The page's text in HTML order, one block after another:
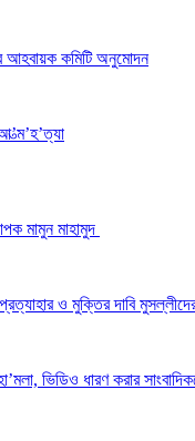
আহবায়ক কমিটি অনুমোদন
মামুন মাহামুদ
ও মুক্তির দাবি
ভিডিও ধারণ করার